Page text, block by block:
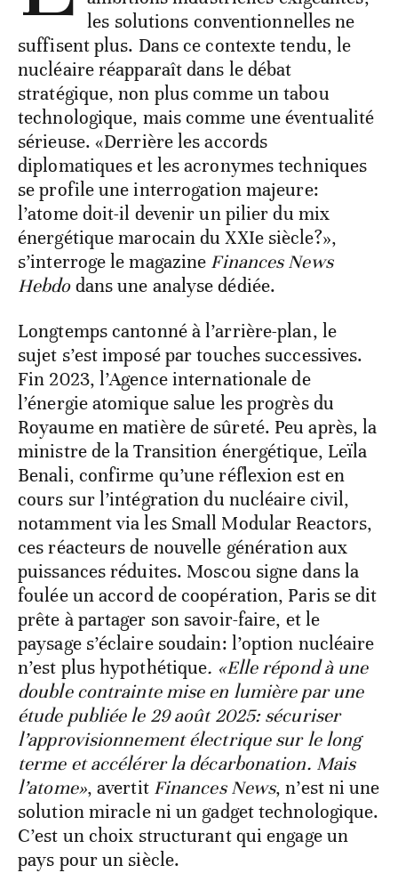
les solutions conventionnelles ne
suffisent plus. Dans ce contexte tendu, le
nucléaire réapparaît dans le débat
stratégique, non plus comme un tabou
technologique, mais comme une éventualité
sérieuse. «Derrière les accords
diplomatiques et les acronymes techniques
se profile une interrogation majeure:
l’atome doit-il devenir un pilier du mix
énergétique marocain du XXIe siècle?»,
s’interroge le magazine Finances News
Hebdodans une analyse dédiée.
Longtemps cantonné à l’arrière-plan, le
sujet s’est imposé par touches successives.
Fin 2023, l’Agence internationale de
l’énergie atomique salue les progrès du
Royaume en matière de sûreté. Peu après, la
ministre de la Transition énergétique, Leïla
Benali, confirme qu’une réflexion est en
cours sur l’intégration du nucléaire civil,
notamment via les Small Modular Reactors,
ces réacteurs de nouvelle génération aux
puissances réduites. Moscou signe dans la
foulée un accord de coopération, Paris se dit
prête à partager son savoir-faire, et le
paysage s’éclaire soudain: l’option nucléaire
n’est plus hypothétique. «Elle répond à une
double contrainte mise en lumière par une
étude publiée le 29 août 2025: sécuriser
l’approvisionnement électrique sur le long
terme et accélérer la décarbonation. Mais
l’atome», avertit Finances News, n’est ni une
solution miracle ni un gadget technologique.
C’est un choix structurant qui engage un
pays pour un siècle.